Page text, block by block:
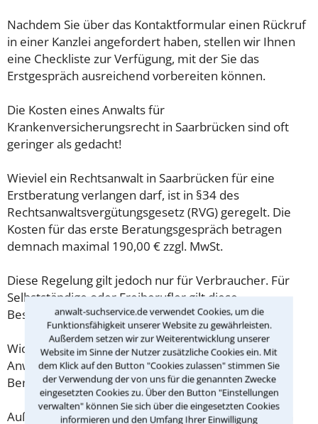
anwalt-suchservice.de verwendet Cookies, um die
Funktionsfähigkeit unserer Website zu gewährleisten.
Außerdem setzen wir zur Weiterentwicklung unserer
Website im Sinne der Nutzer zusätzliche Cookies ein. Mit
dem Klick auf den Button "Cookies zulassen" stimmen Sie
der Verwendung der von uns für die genannten Zwecke
eingesetzten Cookies zu. Über den Button "Einstellungen
verwalten" können Sie sich über die eingesetzten Cookies
informieren und den Umfang Ihrer Einwilligung
Nachdem Sie über das Kontaktformular einen Rückruf
in einer Kanzlei angefordert haben, stellen wir Ihnen
eine Checkliste zur Verfügung, mit der Sie das
Erstgespräch ausreichend vorbereiten können.
Die Kosten eines Anwalts für
Krankenversicherungsrecht in Saarbrücken sind oft
geringer als gedacht!
Wieviel ein Rechtsanwalt in Saarbrücken für eine
Erstberatung verlangen darf, ist in §34 des
Rechtsanwaltsvergütungsgesetz (RVG) geregelt. Die
Kosten für das erste Beratungsgespräch betragen
demnach maximal 190,00 € zzgl. MwSt.
Diese Regelung gilt jedoch nur für Verbraucher. Für
Selbstständige oder Freiberufler gilt diese
Beschränkung nicht.
Wichtig daher: Klären Sie die Kostenfrage mit Ihrem
Anwalt aus Saarbrücken schon zu Beginn der ersten
Beratung.
Außerdem gut zu wissen: Gemäß § 34 Absatz 2 RVG